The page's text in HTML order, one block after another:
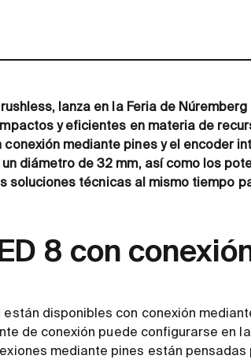
lanza en la Feria de
y eficientes en materia de
conexión mediante pines y el encoder
diámetro de 32 mm, así como los
soluciones técnicas al mismo tiempo
8 con
disponibles con conexión
de conexión puede configurarse en
mediante pines están